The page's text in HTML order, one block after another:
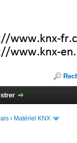
› Matériel KNX